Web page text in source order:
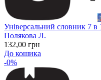
Універсальний словник 7 в
Полякова Л.
132,00 грн
До кошика
-0%